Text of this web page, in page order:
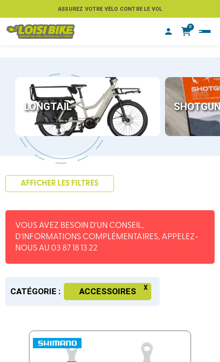
ASSUREZ VOTRE VÉLO CONTRE LE VOL
0
LONGTAIL
AFFICHER LES FILTRES
VOUS AVEZ BESOIN D'UN CONSEIL,
D'INFORMATIONS COMPLÉMENTAIRES, APPELEZ-
NOUS AU 03 87 18 13 22
CATÉGORIE : ACCESSOIRES